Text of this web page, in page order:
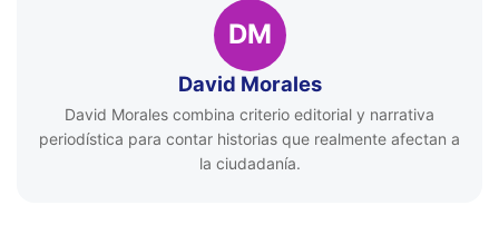
DM
David Morales
David Morales combina criterio editorial y narrativa
periodística para contar historias que realmente afectan a
la ciudadanía.